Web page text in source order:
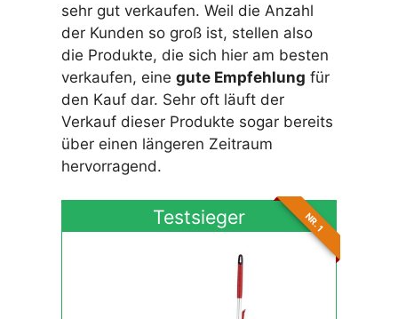
sehr gut verkaufen. Weil die Anzahl
der Kunden so groß ist, stellen also
die Produkte, die sich hier am besten
verkaufen, eine gute Empfehlung für
den Kauf dar. Sehr oft läuft der
Verkauf dieser Produkte sogar bereits
über einen längeren Zeitraum
hervorragend.
Testsieger NR. 1